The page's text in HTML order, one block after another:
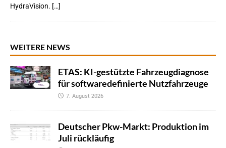
HydraVision. […]
WEITERE NEWS
ETAS: KI-gestützte Fahrzeugdiagnose
für softwaredefinierte Nutzfahrzeuge
7. August 2026
Deutscher Pkw-Markt: Produktion im
Juli rückläufig